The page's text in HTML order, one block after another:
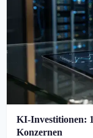
KI-Investitionen:
Konzernen